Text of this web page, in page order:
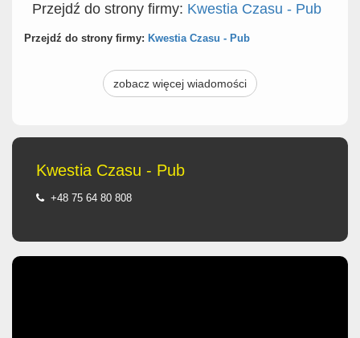
Przejdź do strony firmy: Kwestia Czasu - Pub
Przejdź do strony firmy: Kwestia Czasu - Pub
zobacz więcej wiadomości
Kwestia Czasu - Pub
+48 75 64 80 808